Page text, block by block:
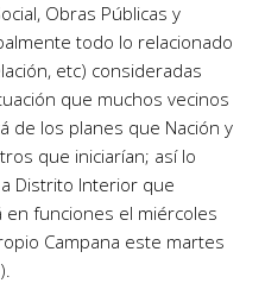
Obras Públicas y
todo lo relacionado
etc) consideradas
que muchos vecinos
de los planes que Nación y
que iniciarían; así lo
Distrito Interior que
en funciones el miércoles
Campana este martes